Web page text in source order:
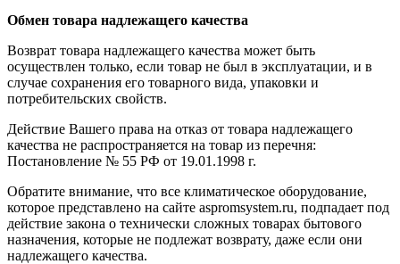
Обмен товара надлежащего качества
Возврат товара надлежащего качества может быть
осуществлен только, если товар не был в эксплуатации, и в
случае сохранения его товарного вида, упаковки и
потребительских свойств.
Действие Вашего права на отказ от товара надлежащего
качества не распространяется на товар из перечня:
Постановление № 55 РФ от 19.01.1998 г.
Обратите внимание, что все климатическое оборудование,
которое представлено на сайте aspromsystem.ru, подпадает под
действие закона о технически сложных товарах бытового
назначения, которые не подлежат возврату, даже если они
надлежащего качества.